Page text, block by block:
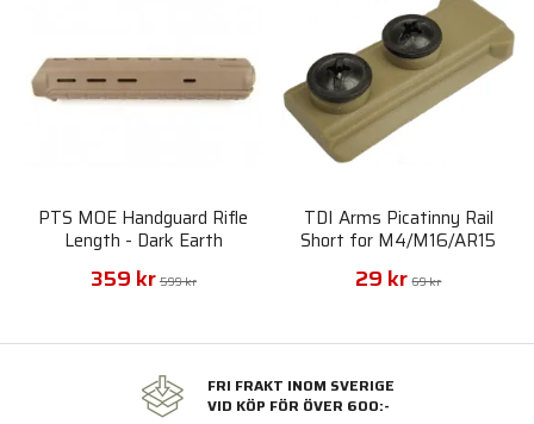
PTS MOE Handguard Rifle
Length - Dark Earth
359 kr 599 kr
TDI Arms Picatinny Rail
Short for M4/M16/AR15
29 kr 69 kr
FRI FRAKT INOM SVERIGE
VID KÖP FÖR ÖVER 600:-